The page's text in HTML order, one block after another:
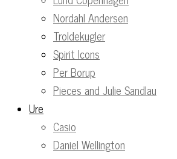
Nordahl Andersen
Troldekugler
Spirit Icons
Per Borup
Pieces and Julie Sandlau
Ure
Casio
Daniel Wellington